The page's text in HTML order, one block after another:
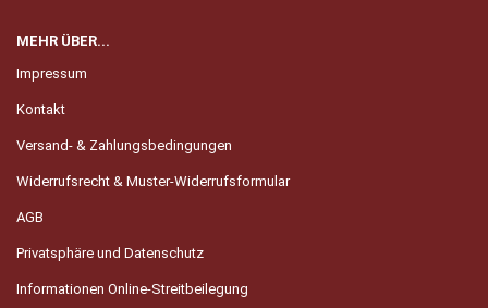
MEHR ÜBER...
Impressum
Kontakt
Versand- & Zahlungsbedingungen
Widerrufsrecht & Muster-Widerrufsformular
AGB
Privatsphäre und Datenschutz
Informationen Online-Streitbeilegung